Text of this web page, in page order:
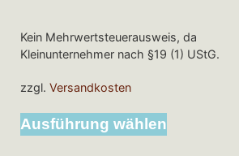
Kein Mehrwertsteuerausweis, da
Kleinunternehmer nach §19 (1) UStG.
zzgl.Versandkosten
Ausführung wählen